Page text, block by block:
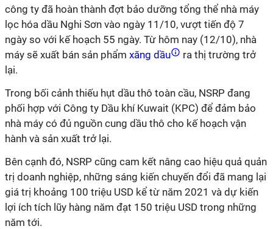
công ty đã hoàn thành đợt bảo dưỡng tổng thể nhà máy
lọc hóa dầu Nghi Sơn vào ngày 11/10, vượt tiến độ 7
ngày so với kế hoạch 55 ngày. Từ hôm nay (12/10), nhà
máy sẽ xuất bán sản phẩm xăng dầu
ra thị trường trở
lại.
Trong bối cảnh thiếu hụt dầu thô toàn cầu, NSRP đang
phối hợp với Công ty Dầu khí Kuwait (KPC) để đảm bảo
nhà máy có đủ nguồn cung dầu thô cho kế hoạch vận
hành và sản xuất trở lại.
Bên cạnh đó, NSRP cũng cam kết nâng cao hiệu quả quản
trị doanh nghiệp, những sáng kiến chuyến đổi đã mang lại
giá trị khoảng 100 triệu USD kể từ năm 2021 và dự kiến
lợi ích tích lũy hàng năm đạt 150 triệu USD trong những
năm tới.